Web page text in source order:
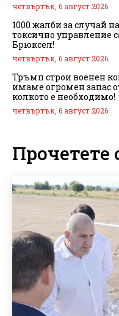
четвъртък, 6 август 2026
1000 жалби за случай
токсично управление
Брюксел!
четвъртък, 6 август 2026
Тръмп строи военен
имаме огромен запас
колкото е необходимо!
четвъртък, 6 август 2026
Прочетете